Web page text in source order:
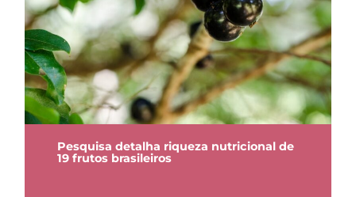
Pesquisa detalha riqueza nutricional de
19 frutos brasileiros